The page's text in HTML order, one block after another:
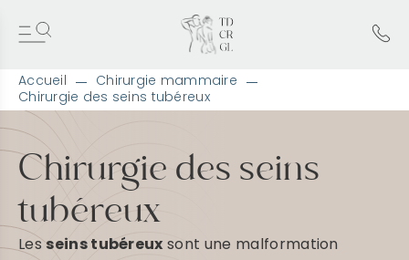
Accueil
Chirurgie mammaire
Chirurgie des seins tubéreux
l
i
Chirurgie des seins
tubéreux
Lesseins tubéreux sont une malformation